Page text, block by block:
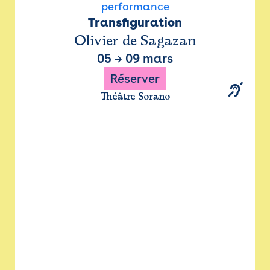
performance
Transfiguration
Olivier de Sagazan
05 → 09 mars
Réserver
Théâtre Sorano